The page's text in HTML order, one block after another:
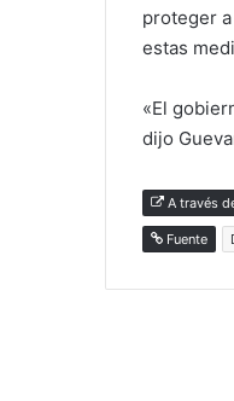
proteger
estas
«El
dijo
A través
Fuente